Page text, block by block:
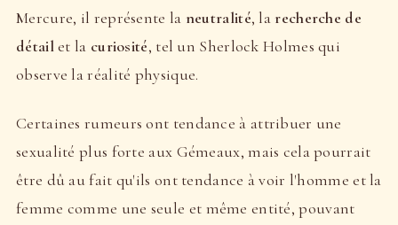
Mercure, il représente la neutralité, larecherche de
détailet la curiosité, tel un Sherlock Holmes qui
observe la réalité physique.
Certaines rumeurs ont tendance à attribuer une
sexualité plus forte aux Gémeaux, mais cela pourrait
être dû au fait qu'ils ont tendance à voir l'homme et la
femme comme une seule et même entité, pouvant